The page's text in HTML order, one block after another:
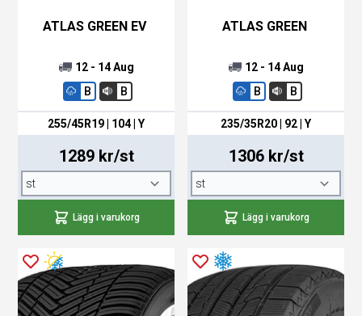
ATLAS GREEN EV
12 - 14 Aug
B
B
255/45R19 | 104 | Y
1289 kr/st
Lägg i varukorg
ATLAS GREEN
12 - 14 Aug
B
B
235/35R20 | 92 | Y
1306 kr/st
Lägg i varukorg